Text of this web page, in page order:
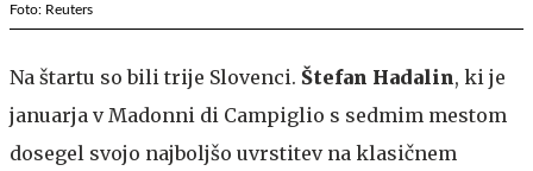
Foto: Reuters
Na štartu so bili trije Slovenci. Štefan Hadalin, ki je
januarja v Madonni di Campiglio s sedmim mestom
dosegel svojo najboljšo uvrstitev na klasičnem